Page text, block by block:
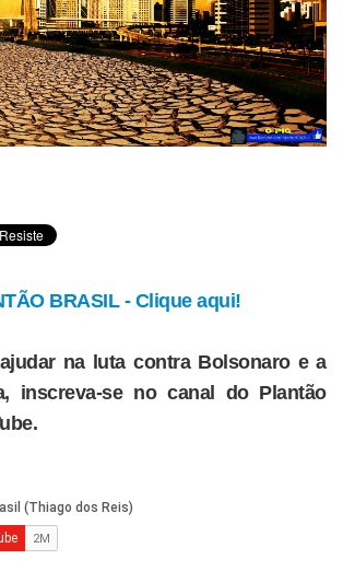
BRASIL - Clique aqui!
na luta contra Bolsonaro e a
inscreva-se no canal do Plantão